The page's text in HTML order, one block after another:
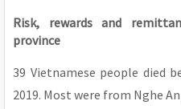
Risk, rewards and
province
39 Vietnamese people died
2019. Most were from Nghe